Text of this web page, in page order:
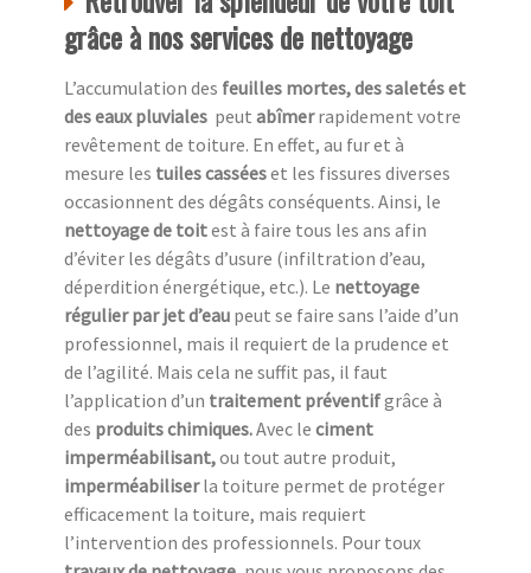
grâce à nos services de nettoyage
L’accumulation des feuilles mortes, des saletés et
des eaux pluviales peut abîmerrapidement votre
revêtement de toiture. En effet, au fur et à
mesure les tuiles casséeset les fissures diverses
occasionnent des dégâts conséquents. Ainsi, le
nettoyage de toitest à faire tous les ans afin
d’éviter les dégâts d’usure (infiltration d’eau,
déperdition énergétique, etc.). Le nettoyage
régulier par jet d’eau peut se faire sans l’aide d’un
professionnel, mais il requiert de la prudence et
de l’agilité. Mais cela ne suffit pas, il faut
l’application d’un traitement préventifgrâce à
des produits chimiques.Avec le ciment
imperméabilisant,ou tout autre produit,
imperméabiliserla toiture permet de protéger
efficacement la toiture, mais requiert
l’intervention des professionnels. Pour toux